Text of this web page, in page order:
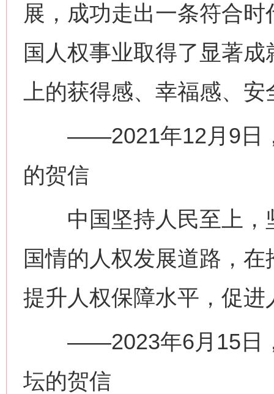
展，成功走出一条符合
国人权事业取得了显著
上的获得感、幸福感、
——2021年12月9日，
的贺信
中国坚持人民至上，
国情的人权发展道路，
提升人权保障水平，促
——2023年6月15日，
坛的贺信